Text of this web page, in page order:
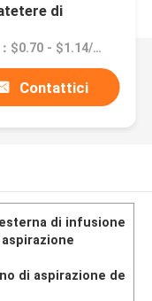
di
Prezzo：$0.70 - $1.14/bags
Contattici
di infusione
di aspirazione de